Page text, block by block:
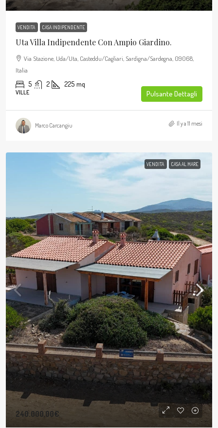
VENDITA CASA INDIPENDENTE
Uta Villa Indipendente Con Ampio Giardino.
Via Stazione, Uda/Uta, Casteddu/Cagliari, Sardigna/Sardegna, 09068,
Italia
5 2 225 mq
VILLE Pulsante Dettagli
Marco Carcangiu Il y a 11 mesi
VENDITA CASA AL MARE
240.000,00€